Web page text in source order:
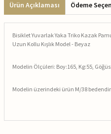
Ürün Açıklaması Ödeme
Bisiklet Yuvarlak Yaka Triko Kazak
Uzun Kollu Kışlık Model - Beyaz
Modelin Ölçüleri: Boy:165, Kg:55,
Modelin üzerindeki ürün M/38 bedendir